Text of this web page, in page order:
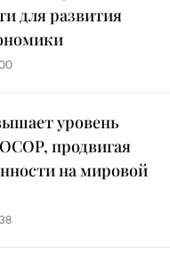
для развития
уровень
продвигая
на мировой